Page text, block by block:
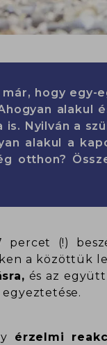
hogy
alakul
is. Nyilván a
alakul a
otthon?
(!)
a közöttük
és az
érzelmi